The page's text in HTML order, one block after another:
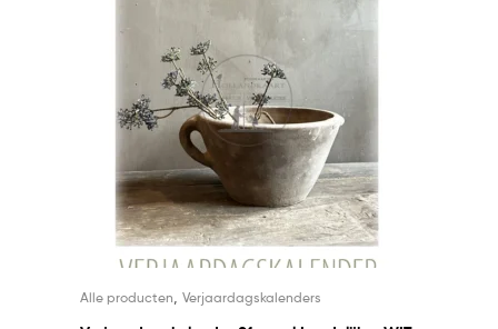
Alle producten, Verjaardagskalenders